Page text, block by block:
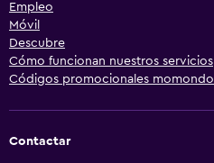
Empleo
Móvil
Descubre
Cómo funcionan nuestros servicios
Códigos promocionales momondo
Contactar